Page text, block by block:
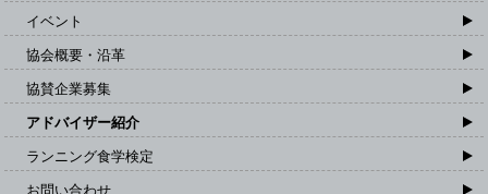
イベント
協会概要・沿革
協賛企業募集
アドバイザー紹介
ランニング食学検定
お問い合わせ